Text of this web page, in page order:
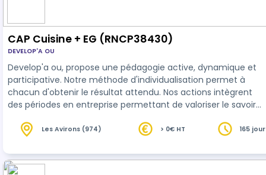
CAP Cuisine + EG (RNCP38430)
DEVELOP'A OU
Develop'a ou, propose une pédagogie active, dynamique et
participative. Notre méthode d'individualisation permet à
chacun d'obtenir le résultat attendu. Nos actions intègrent
des périodes en entreprise permettant de valoriser le savoir
Les Avirons (974) > 0€ HT
165